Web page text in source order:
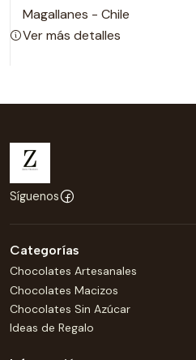
Magallanes - Chile
Ver más detalles
Síguenos
Categorías
Chocolates Artesanales
Chocolates Macizos
Chocolates Sin Azúcar
Ideas de Regalo